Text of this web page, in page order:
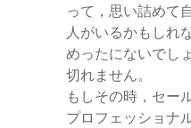
って，思い詰めて
人がいるかもしれ
めったにないでし
切れません。
もしその時，セー
プロフェッショナ